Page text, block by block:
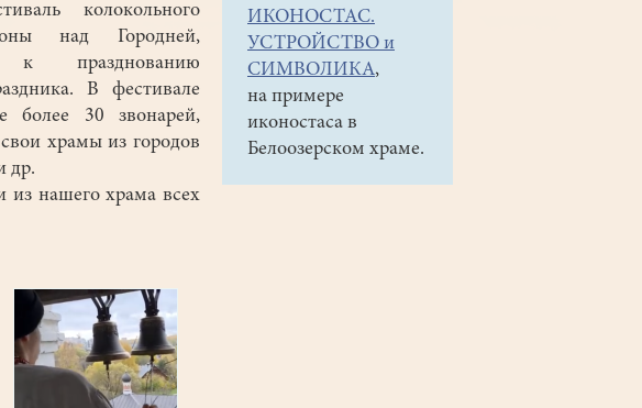
колокольного
над Городней,
к празднованию
В фестивале
более 30 звонарей,
храмы из городов
др.
из нашего храма всех
ИКОНОСТАС.
УСТРОЙСТВО и
СИМВОЛИКА,
на примере
иконостаса в
Белоозерском храме.